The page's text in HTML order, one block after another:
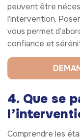
peuvent être
l’intervention.
vous permet
confiance et
4. Que se
Comprendre les